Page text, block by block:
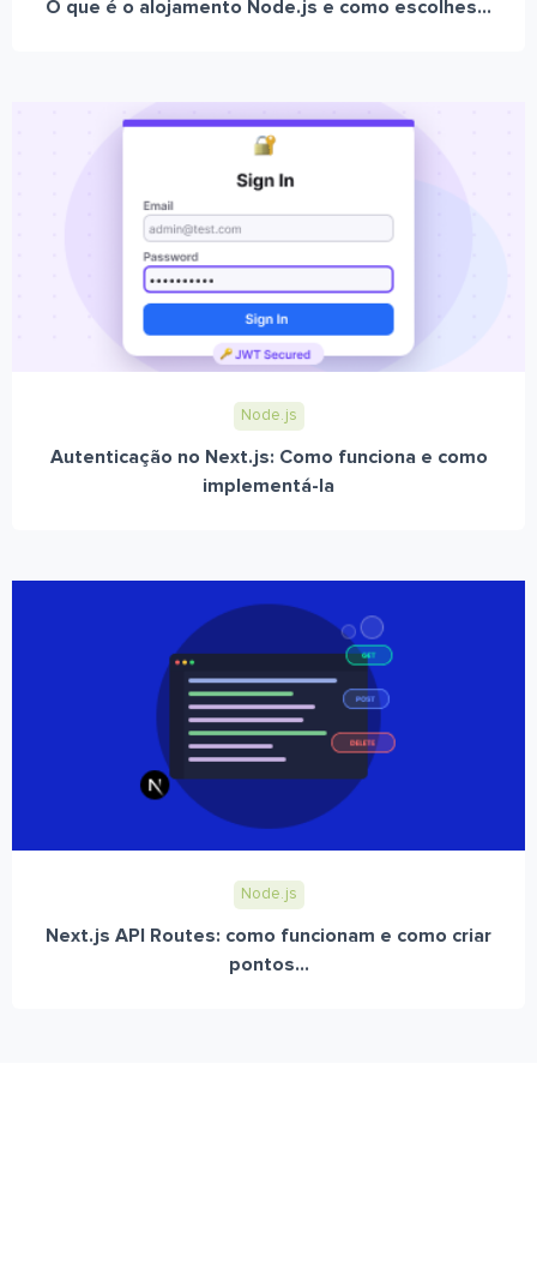
O que é o alojamento Node.js e como escolhes...
Node.js
Autenticação no Next.js: Como funciona e como
implementá-la
Node.js
Next.js API Routes: como funcionam e como criar
pontos...